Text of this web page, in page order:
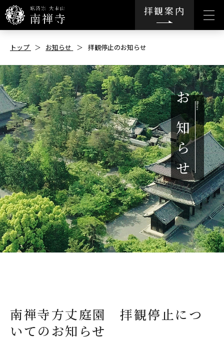
拝観案内
トップ お知らせ 拝観停止のお知らせ
お
知
ら
せ
南禅寺方丈庭園 拝観停止につ
いてのお知らせ